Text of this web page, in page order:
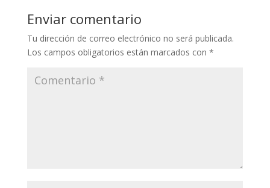
Enviar comentario
Tu dirección de correo electrónico no será publicada.
Los campos obligatorios están marcados con *